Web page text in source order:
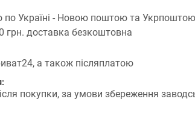
по Україні - Новою поштою та
грн. доставка безкоштовна
а також післяплатою
покупки, за умови збереження